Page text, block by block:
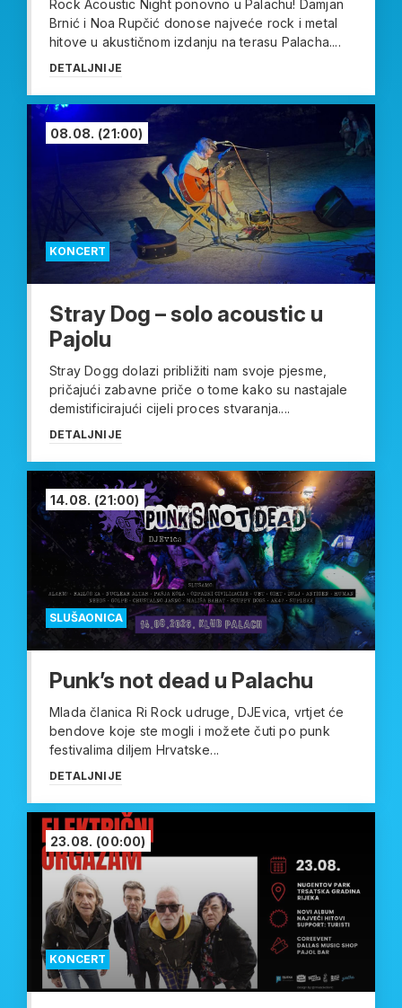
Rock Acoustic Night ponovno u Palachu! Damjan
Brnić i Noa Rupčić donose najveće rock i metal
hitove u akustičnom izdanju na terasu Palacha....
DETALJNIJE
KONCERT
08.08. (21:00)
Stray Dog – solo acoustic u
Pajolu
Stray Dogg dolazi približiti nam svoje pjesme,
pričajući zabavne priče o tome kako su nastajale
demistificirajući cijeli proces stvaranja....
DETALJNIJE
SLUŠAONICA
14.08. (21:00)
Punk’s not dead u Palachu
Mlada članica Ri Rock udruge, DJEvica, vrtjet će
bendove koje ste mogli i možete čuti po punk
festivalima diljem Hrvatske...
DETALJNIJE
KONCERT
23.08. (00:00)